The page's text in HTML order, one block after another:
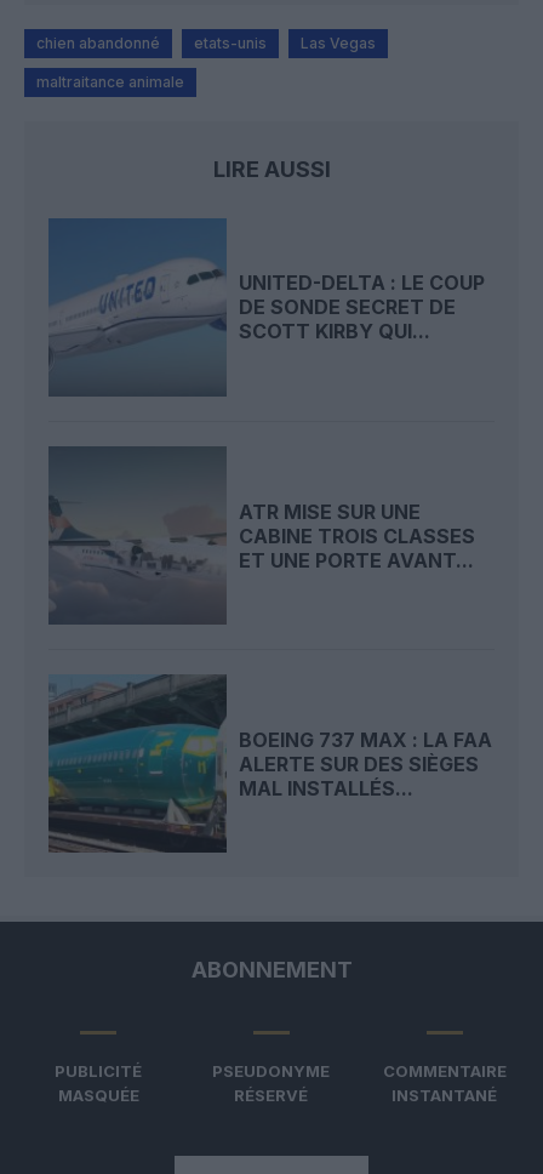
chien abandonné etats-unis Las Vegas
maltraitance animale
LIRE AUSSI
UNITED-DELTA : LE COUP
DE SONDE SECRET DE
SCOTT KIRBY QUI...
ATR MISE SUR UNE
CABINE TROIS CLASSES
ET UNE PORTE AVANT...
BOEING 737 MAX : LA FAA
ALERTE SUR DES SIÈGES
MAL INSTALLÉS...
ABONNEMENT
PUBLICITÉ
MASQUÉE
PSEUDONYME
RÉSERVÉ
COMMENTAIRE
INSTANTANÉ